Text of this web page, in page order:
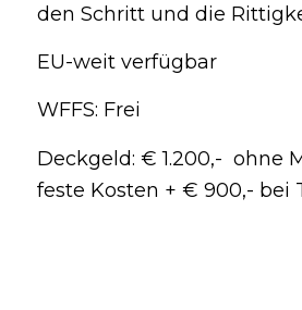
den Schritt und die
EU-weit verfügbar
WFFS: Frei
Deckgeld: € 1.200,- ohne
feste Kosten + € 900,- bei